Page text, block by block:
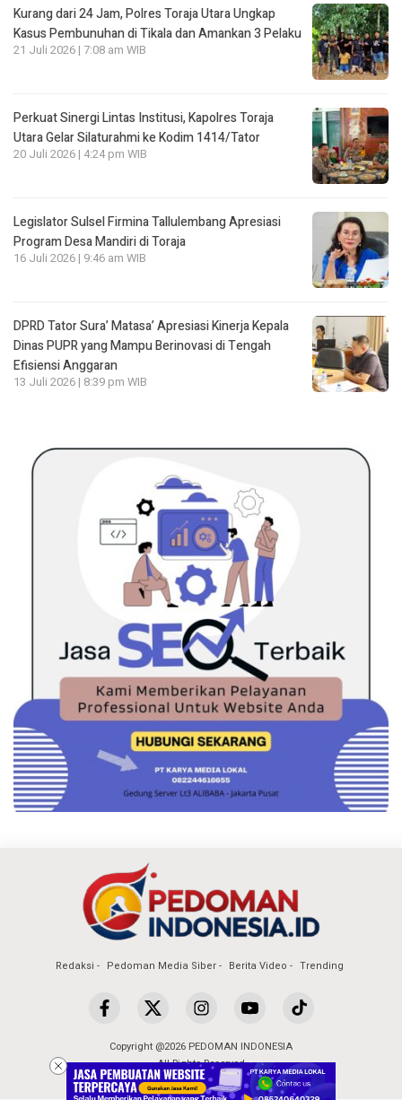
Kurang dari 24 Jam, Polres Toraja Utara Ungkap
Kasus Pembunuhan di Tikala dan Amankan 3 Pelaku
21 Juli 2026 | 7:08 am WIB
Perkuat Sinergi Lintas Institusi, Kapolres Toraja
Utara Gelar Silaturahmi ke Kodim 1414/Tator
20 Juli 2026 | 4:24 pm WIB
Legislator Sulsel Firmina Tallulembang Apresiasi
Program Desa Mandiri di Toraja
16 Juli 2026 | 9:46 am WIB
DPRD Tator Sura’ Matasa’ Apresiasi Kinerja Kepala
Dinas PUPR yang Mampu Berinovasi di Tengah
Efisiensi Anggaran
13 Juli 2026 | 8:39 pm WIB
Redaksi Pedoman Media Siber Berita Video Trending
Copyright @2026 PEDOMAN INDONESIA
All Rights Reserved